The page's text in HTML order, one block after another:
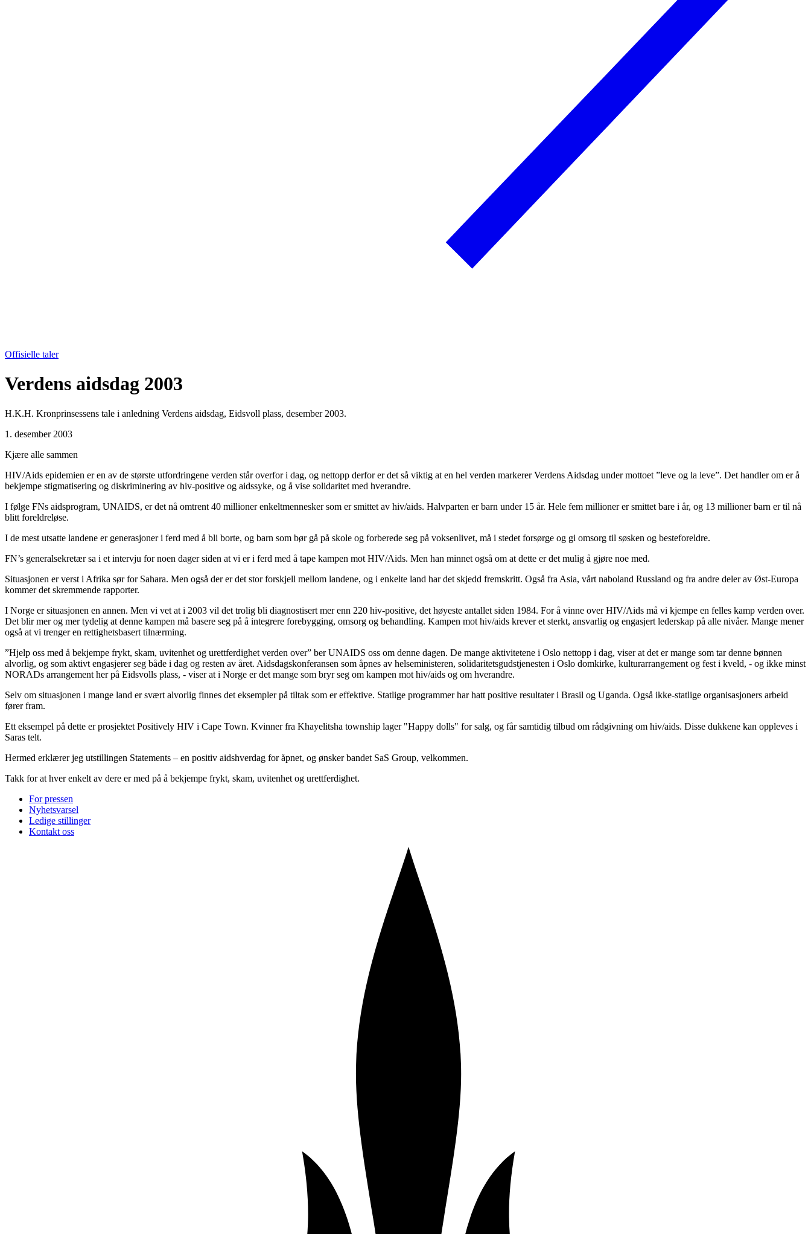
Offisielle taler
Verdens aidsdag 2003
H.K.H. Kronprinsessens tale i anledning Verdens aidsdag, Eidsvoll plass, desember 2003.
1. desember 2003
Kjære alle sammen
HIV/Aids epidemien er en av de største utfordringene verden står overfor i dag, og nettopp derfor er det så viktig at en hel verden markerer Verdens Aidsdag under mottoet ”leve og la leve”. Det handler om er å
bekjempe stigmatisering og diskriminering av hiv-positive og aidssyke, og å vise solidaritet med hverandre.
I følge FNs aidsprogram, UNAIDS, er det nå omtrent 40 millioner enkeltmennesker som er smittet av hiv/aids. Halvparten er barn under 15 år. Hele fem millioner er smittet bare i år, og 13 millioner barn er til nå
blitt foreldreløse.
I de mest utsatte landene er generasjoner i ferd med å bli borte, og barn som bør gå på skole og forberede seg på voksenlivet, må i stedet forsørge og gi omsorg til søsken og besteforeldre.
FN’s generalsekretær sa i et intervju for noen dager siden at vi er i ferd med å tape kampen mot HIV/Aids. Men han minnet også om at dette er det mulig å gjøre noe med.
Situasjonen er verst i Afrika sør for Sahara. Men også der er det stor forskjell mellom landene, og i enkelte land har det skjedd fremskritt. Også fra Asia, vårt naboland Russland og fra andre deler av Øst-Europa
kommer det skremmende rapporter.
I Norge er situasjonen en annen. Men vi vet at i 2003 vil det trolig bli diagnostisert mer enn 220 hiv-positive, det høyeste antallet siden 1984. For å vinne over HIV/Aids må vi kjempe en felles kamp verden over.
Det blir mer og mer tydelig at denne kampen må basere seg på å integrere forebygging, omsorg og behandling. Kampen mot hiv/aids krever et sterkt, ansvarlig og engasjert lederskap på alle nivåer. Mange mener
også at vi trenger en rettighetsbasert tilnærming.
”Hjelp oss med å bekjempe frykt, skam, uvitenhet og urettferdighet verden over” ber UNAIDS oss om denne dagen. De mange aktivitetene i Oslo nettopp i dag, viser at det er mange som tar denne bønnen
alvorlig, og som aktivt engasjerer seg både i dag og resten av året. Aidsdagskonferansen som åpnes av helseministeren, solidaritetsgudstjenesten i Oslo domkirke, kulturarrangement og fest i kveld, - og ikke minst
NORADs arrangement her på Eidsvolls plass, - viser at i Norge er det mange som bryr seg om kampen mot hiv/aids og om hverandre.
Selv om situasjonen i mange land er svært alvorlig finnes det eksempler på tiltak som er effektive. Statlige programmer har hatt positive resultater i Brasil og Uganda. Også ikke-statlige organisasjoners arbeid
fører fram.
Ett eksempel på dette er prosjektet Positively HIV i Cape Town. Kvinner fra Khayelitsha township lager "Happy dolls" for salg, og får samtidig tilbud om rådgivning om hiv/aids. Disse dukkene kan oppleves i
Saras telt.
Hermed erklærer jeg utstillingen Statements – en positiv aidshverdag for åpnet, og ønsker bandet SaS Group, velkommen.
Takk for at hver enkelt av dere er med på å bekjempe frykt, skam, uvitenhet og urettferdighet.
For pressen
Nyhetsvarsel
Ledige stillinger
Kontakt oss